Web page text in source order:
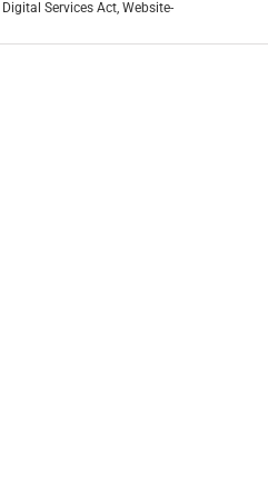
Digital Services Act, Website-